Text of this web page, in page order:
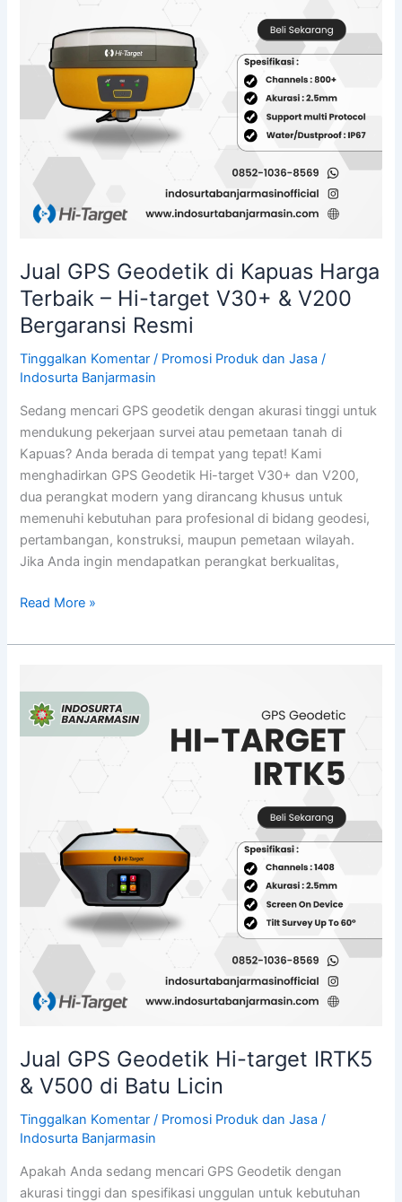
Jual GPS Geodetik di Kapuas Harga
Terbaik – Hi-target V30+ & V200
Bergaransi Resmi
Tinggalkan Komentar / Promosi Produk dan Jasa /
Indosurta Banjarmasin
Sedang mencari GPS geodetik dengan akurasi tinggi untuk
mendukung pekerjaan survei atau pemetaan tanah di
Kapuas? Anda berada di tempat yang tepat! Kami
menghadirkan GPS Geodetik Hi-target V30+ dan V200,
dua perangkat modern yang dirancang khusus untuk
memenuhi kebutuhan para profesional di bidang geodesi,
pertambangan, konstruksi, maupun pemetaan wilayah.
Jika Anda ingin mendapatkan perangkat berkualitas,
Hi-
target
V30+
&
Bergaransi
Resmi
Read More »
Jual GPS Geodetik Hi-target IRTK5
& V500 di Batu Licin
Tinggalkan Komentar / Promosi Produk dan Jasa /
Indosurta Banjarmasin
Apakah Anda sedang mencari GPS Geodetik dengan
akurasi tinggi dan spesifikasi unggulan untuk kebutuhan
GPS
Geodetik
Hi-
di